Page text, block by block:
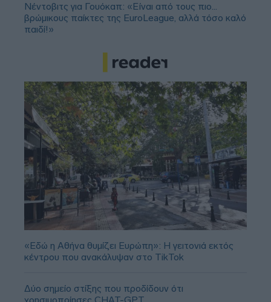
Νέντοβιτς για Γουόκαπ: «Είναι από τους πιο...
βρώμικους παίκτες της EuroLeague, αλλά τόσο καλό
παιδί!»
«Εδώ η Αθήνα θυμίζει Ευρώπη»: H γειτονιά εκτός
κέντρου που ανακάλυψαν στο TikTok
Δύο σημείο στίξης που προδίδουν ότι
χρησιμοποίησες CHAT-GPT